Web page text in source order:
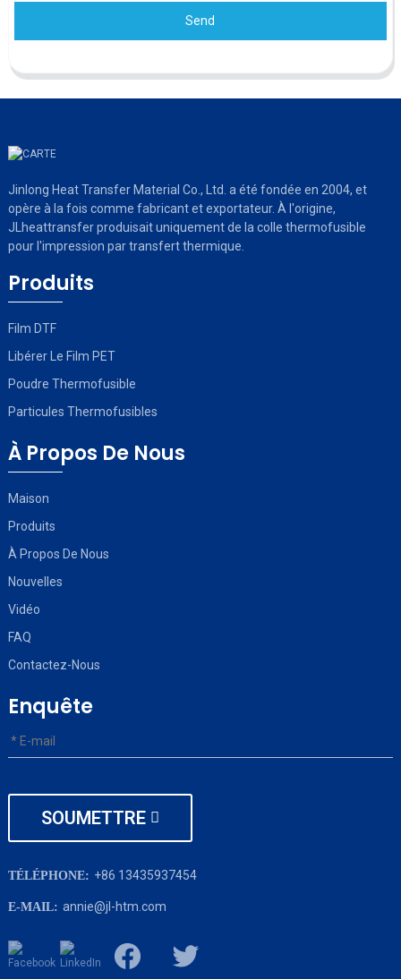
Send
Jinlong Heat Transfer Material Co., Ltd. a été fondée en 2004, et
opère à la fois comme fabricant et exportateur. À l'origine,
JLheattransfer produisait uniquement de la colle thermofusible
pour l'impression par transfert thermique.
Produits
Film DTF
Libérer Le Film PET
Poudre Thermofusible
Particules Thermofusibles
À Propos De Nous
Maison
Produits
À Propos De Nous
Nouvelles
Vidéo
FAQ
Contactez-Nous
Enquête
SOUMETTRE
TÉLÉPHONE: +86 13435937454
E-MAIL: annie@jl-htm.com